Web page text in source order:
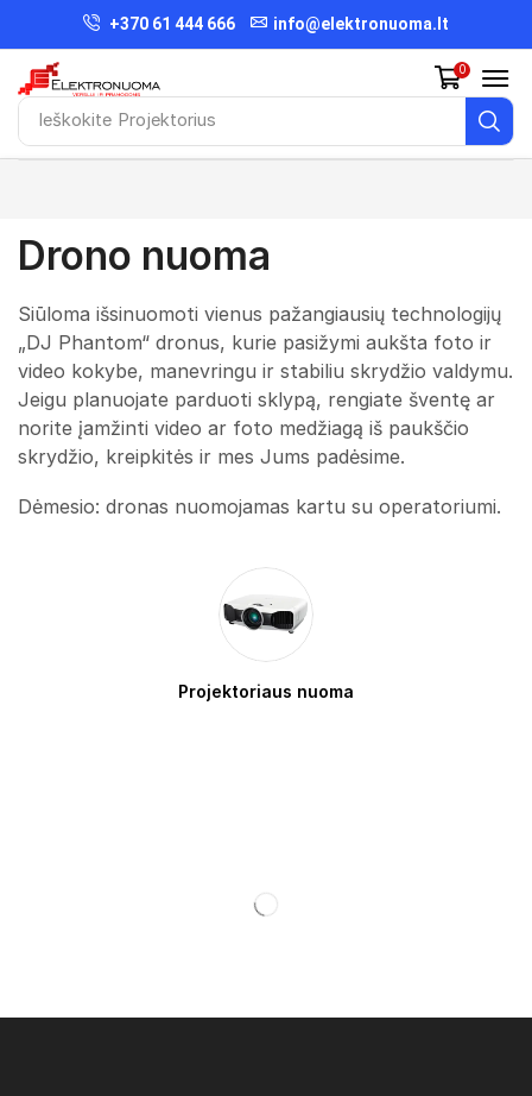
+370 61 444 666 info@elektronuoma.lt
Ieškokite Projektorius
0
Drono nuoma
Siūloma išsinuomoti vienus pažangiausių technologijų
„DJ Phantom“ dronus, kurie pasižymi aukšta foto ir
video kokybe, manevringu ir stabiliu skrydžio valdymu.
Jeigu planuojate parduoti sklypą, rengiate šventę ar
norite įamžinti video ar foto medžiagą iš paukščio
skrydžio, kreipkitės ir mes Jums padėsime.
Dėmesio: dronas nuomojamas kartu su operatoriumi.
Projektoriaus nuoma